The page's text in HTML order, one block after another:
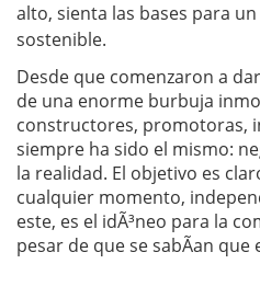
alto, sienta las bases para
sostenible.
Desde que comenzaron a
de una enorme burbuja
constructores, promotoras,
siempre ha sido el mismo:
la realidad. El objetivo es
cualquier momento,
este, es el idÃ³neo para la
pesar de que se sabÃ­an que